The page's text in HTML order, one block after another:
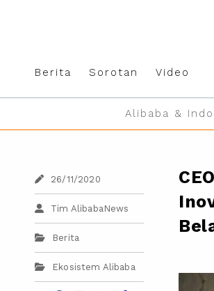
Berita Sorotan Video
Alibaba &
26/11/2020
Tim AlibabaNews
Berita
Ekosistem Alibaba